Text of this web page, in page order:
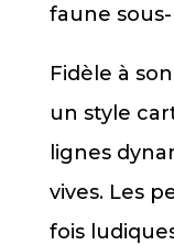
faune
Fidèle à
un style
lignes
vives. Les
fois